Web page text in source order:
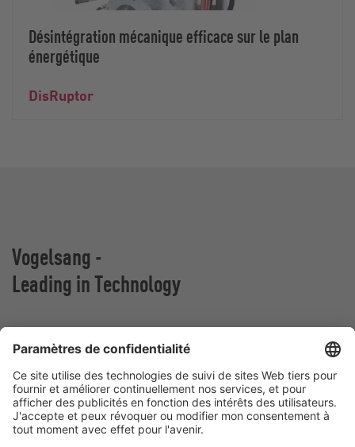
Désintégration mécanique efficace sur le plan
énergétique
DisRuptor
Vogelsang -
Leading in Technology
VOGELSANG BELGIUM N.V.
Slingerstraat 50
8820 Torhout
Belgique